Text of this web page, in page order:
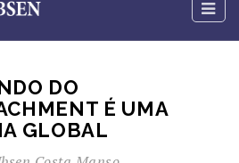
DO
É UMA
GLOBAL